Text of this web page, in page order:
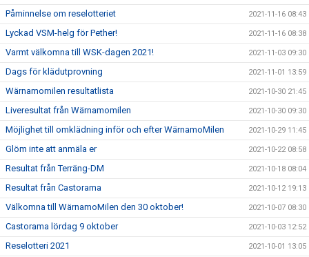
Påminnelse om reselotteriet 2021-11-16 08:43
Lyckad VSM-helg för Pether! 2021-11-16 08:38
Varmt välkomna till WSK-dagen 2021! 2021-11-03 09:30
Dags för klädutprovning 2021-11-01 13:59
Wärnamomilen resultatlista 2021-10-30 21:45
Liveresultat från Wärnamomilen 2021-10-30 09:30
Möjlighet till omklädning inför och efter WärnamoMilen 2021-10-29 11:45
Glöm inte att anmäla er 2021-10-22 08:58
Resultat från Terräng-DM 2021-10-18 08:04
Resultat från Castorama 2021-10-12 19:13
Välkomna till WärnamoMilen den 30 oktober! 2021-10-07 08:30
Castorama lördag 9 oktober 2021-10-03 12:52
Reselotteri 2021 2021-10-01 13:05